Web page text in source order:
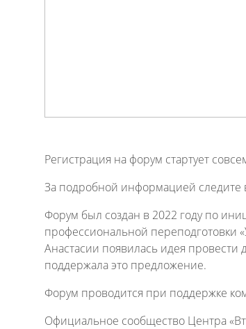
Регистрация на форум стартует
За подробной информацией следите
Форум был создан в 2022 году по
профессиональной переподготовки
Анастасии появилась идея провести
поддержала это предложение.
Форум проводится при поддержке
Официальное сообщество Центра